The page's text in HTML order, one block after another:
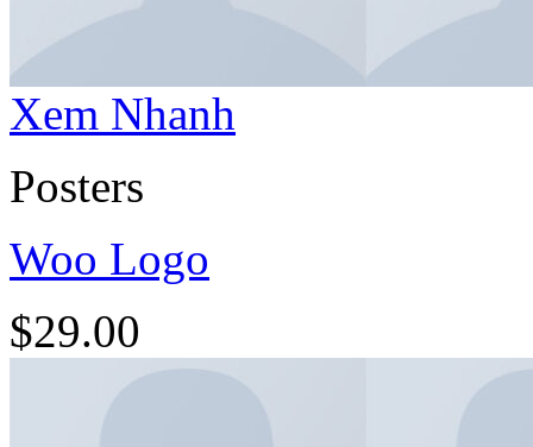
Xem Nhanh
Posters
Woo Logo
$29.00